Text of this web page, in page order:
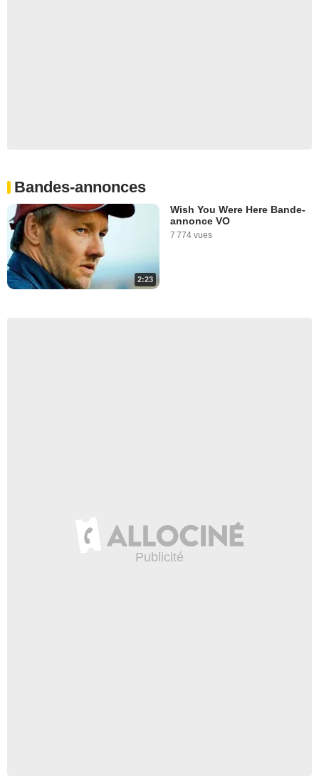
Bandes-annonces
2:23
Wish You Were Here Bande-
annonce VO
7 774 vues